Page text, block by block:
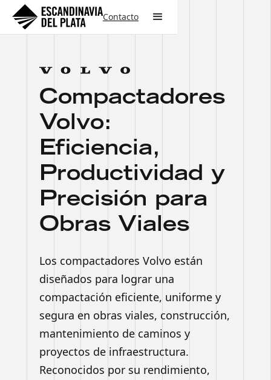
Contacto
Compactadores
Volvo:
Eficiencia,
Productividad y
Precisión para
Obras Viales
Los compactadores Volvo están
diseñados para lograr una
compactación eficiente, uniforme y
segura en obras viales, construcción,
mantenimiento de caminos y
proyectos de infraestructura.
Reconocidos por su rendimiento,